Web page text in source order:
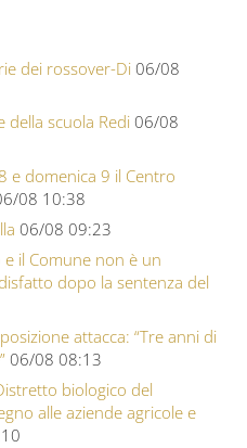
dei rossover-Di 06/08
della scuola Redi 06/08
e domenica 9 il Centro
08 10:38
06/08 09:23
il Comune non è un
dopo la sentenza del
attacca: “Tre anni di
06/08 08:13
biologico del
alle aziende agricole e